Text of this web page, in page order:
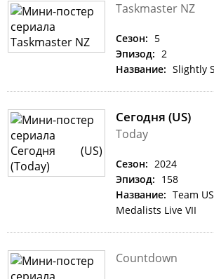
Taskmaster NZ
Сезон: 5
Эпизод: 2
Название: Slightly
Сегодня (US)
Today
Сезон: 2024
Эпизод: 158
Название: Team
Medalists Live VII
Countdown